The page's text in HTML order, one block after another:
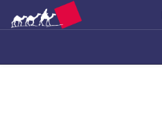
Inhalt
springen